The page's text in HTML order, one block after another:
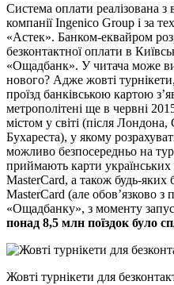
Система оплати реалізована
компанії Ingenico Group і за
«Астек». Банком-еквайром
безконтактної оплати в
«Ощадбанк». У читача може
нового? Адже жовті
проїзд банківською картою
метрополітені ще в червні
містом у світі (після
Бухареста), у якому
можливо безпосередньо на
приймають карти українських
MasterCard, а також будь-яких
MasterCard (але обов’язково
«Ощадбанку», з моменту
понад 8,5 млн поїздок було
Жовті турнікети для